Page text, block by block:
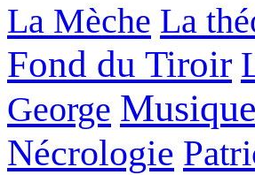
La Mèche La
Fond du Tiroir
George Musique
Nécrologie